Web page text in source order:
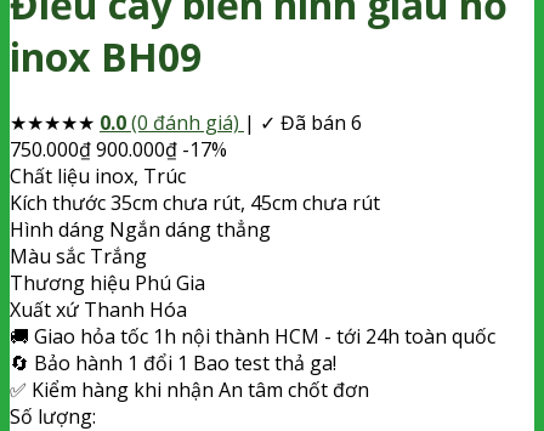
inox BH09
★★★★★ 0.0(0 đánh giá) | ✓ Đã bán 6
750.000₫900.000₫ -17%
Chất liệu inox, Trúc
Kích thước35cm chưa rút, 45cm chưa rút
Hình dáng Ngắn dáng thẳng
Màu sắc Trắng
Thương hiệu Phú Gia
Xuất xứ Thanh Hóa
🚚 Giao hỏa tốc 1h nội thành HCM - tới 24h toàn quốc
🔄 Bảo hành 1 đổi 1 Bao test thả ga!
✅ Kiểm hàng khi nhận An tâm chốt đơn
Số lượng: